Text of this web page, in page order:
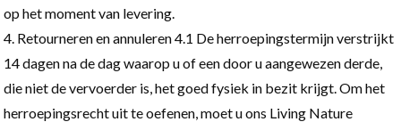
op het moment van levering.
Retourneren en annuleren 4.1 De herroepingstermijn verstrijkt
14 dagen na de dag waarop u of een door u aangewezen derde,
die niet de vervoerder is, het goed fysiek in bezit krijgt. Om het
herroepingsrecht uit te oefenen, moet u ons Living Nature